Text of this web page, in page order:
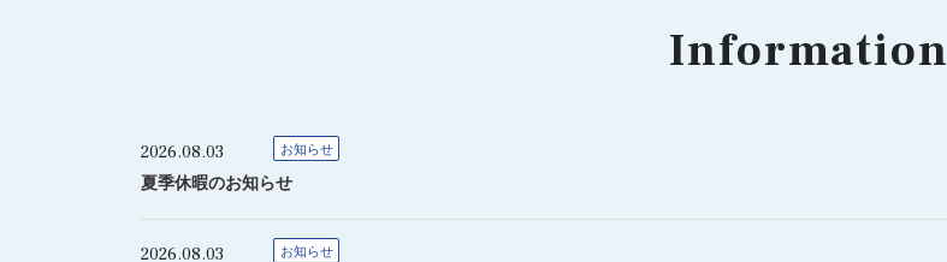
Information
2026.08.03 お知らせ
夏季休暇のお知らせ
2026.08.03 お知らせ